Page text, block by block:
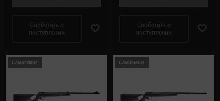
Сообщить о
поступлении
Сообщить о
поступлении
Самовывоз Самовывоз